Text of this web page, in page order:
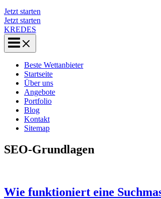
Jetzt starten
Jetzt starten
KREDES
Beste Wettanbieter
Startseite
Über uns
Angebote
Portfolio
Blog
Kontakt
Sitemap
SEO-Grundlagen
Wie funktioniert eine